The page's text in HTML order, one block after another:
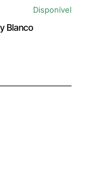
Disponível
Blanco